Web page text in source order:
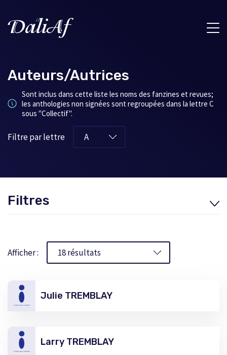
Auteurs/Autrices
Sont inclus dans cette liste les noms des fanzines et revues;
les anthologies non signées sont regroupées dans la lettre C
sous "Collectif".
Filtre par lettre
Filtres
Afficher :
Julie TREMBLAY
Larry TREMBLAY